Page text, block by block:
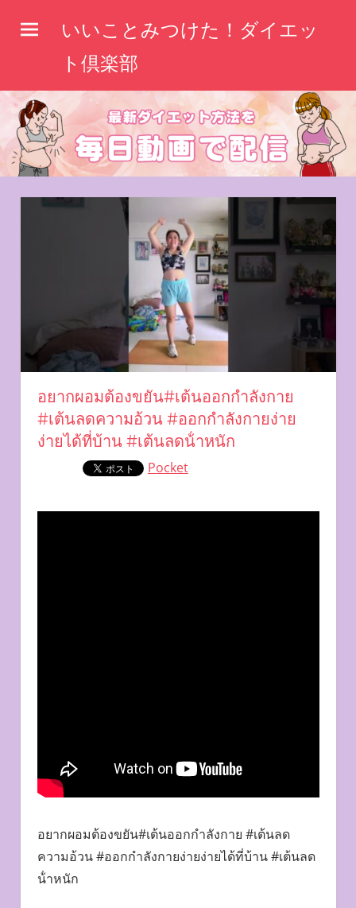
ス
キ
いいことみつけた！ダイエッ
ト倶楽部
อยากผอมต้องขยัน#เต้นออกกําลังกาย
#เต้นลดความอ้วน #ออกกำลังกายง่าย
ง่ายได้ที่บ้าน #เต้นลดน้ําหนัก
Pocket
อยากผอมต้องขยัน#เต้นออกกําลังกาย #เต้นลด
ความอ้วน #ออกกำลังกายง่ายง่ายได้ที่บ้าน #เต้นลด
น้ําหนัก